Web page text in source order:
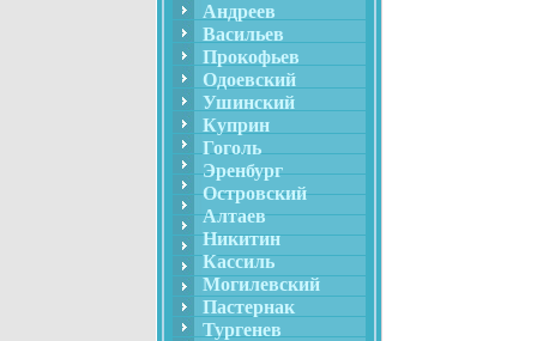
Андреев
Васильев
Прокофьев
Одоевский
Ушинский
Куприн
Гоголь
Эренбург
Островский
Алтаев
Никитин
Кассиль
Могилевский
Пастернак
Тургенев